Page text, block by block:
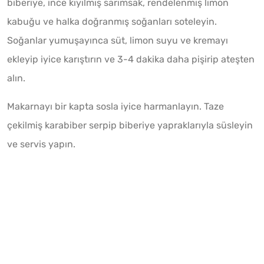
biberiye, ince kıyılmış sarımsak, rendelenmiş limon
kabuğu ve halka doğranmış soğanları soteleyin.
Soğanlar yumuşayınca süt, limon suyu ve kremayı
ekleyip iyice karıştırın ve 3-4 dakika daha pişirip ateşten
alın.
Makarnayı bir kapta sosla iyice harmanlayın. Taze
çekilmiş karabiber serpip biberiye yapraklarıyla süsleyin
ve servis yapın.